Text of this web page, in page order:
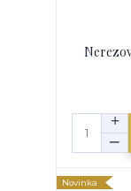
Novinka